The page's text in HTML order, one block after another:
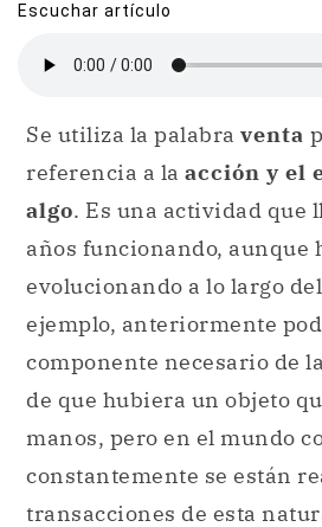
Escuchar artículo
Se utiliza la palabra venta
referencia a la acción y el
algo. Es una actividad que
años funcionando, aunque
evolucionando a lo largo
ejemplo, anteriormente
componente necesario de
de que hubiera un objeto
manos, pero en el mundo
constantemente se están
transacciones de esta